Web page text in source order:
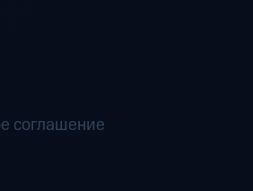
соглашение